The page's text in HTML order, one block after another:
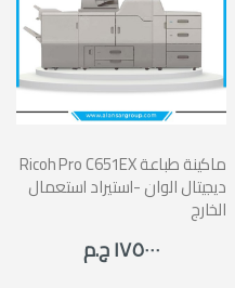
Ricoh Pro C651EX ماكينة طباعة
ديجيتال الوان -استيراد استعمال
الخارج
١٧٥٠٠٠ ج.م